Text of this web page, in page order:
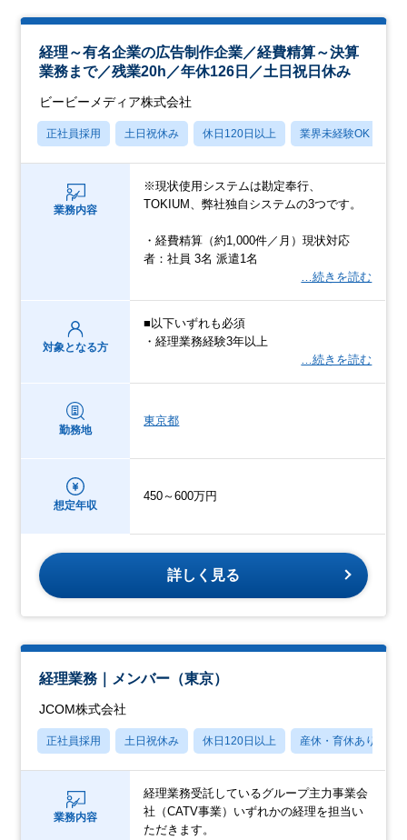
経理～有名企業の広告制作企業／経費精算～決算
業務まで／残業20h／年休126日／土日祝日休み
ビービーメディア株式会社
正社員採用 土日祝休み 休日120日以上 業界未経験OK
業務内容
※現状使用システムは勘定奉行、
TOKIUM、弊社独自システムの3つです。
・経費精算（約1,000件／月）現状対応
者：社員 3名 派遣1名
…続きを読む
対象となる方
■以下いずれも必須
・経理業務経験3年以上
…続きを読む
勤務地
東京都
想定年収
450～600万円
詳しく見る
経理業務｜メンバー（東京）
JCOM株式会社
正社員採用 土日祝休み 休日120日以上 産休・育休あり
業務内容
経理業務受託しているグループ主力事業会
社（CATV事業）いずれかの経理を担当い
ただきます。